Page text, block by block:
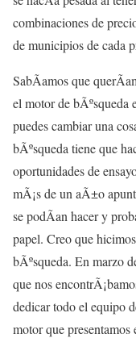
combinaciones de
de municipios de cada
SabÃ­amos que
el motor de bÃºsqueda
puedes cambiar una
bÃºsqueda tiene que
oportunidades de
mÃ¡s de un aÃ±o
se podÃ­an hacer y
papel. Creo que
bÃºsqueda. En marzo
que nos
dedicar todo el equipo
motor que presentamos